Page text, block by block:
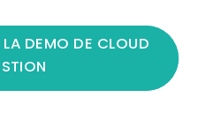
DEMO DE CLOUD